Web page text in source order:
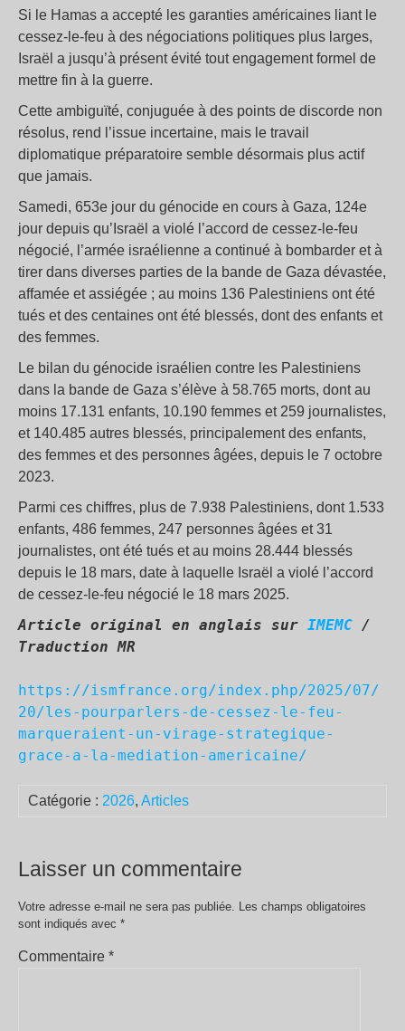
Si le Hamas a accepté les garanties américaines liant le
cessez-le-feu à des négociations politiques plus larges,
Israël a jusqu’à présent évité tout engagement formel de
mettre fin à la guerre.
Cette ambiguïté, conjuguée à des points de discorde non
résolus, rend l’issue incertaine, mais le travail
diplomatique préparatoire semble désormais plus actif
que jamais.
Samedi, 653e jour du génocide en cours à Gaza, 124e
jour depuis qu’Israël a violé l’accord de cessez-le-feu
négocié, l’armée israélienne a continué à bombarder et à
tirer dans diverses parties de la bande de Gaza dévastée,
affamée et assiégée ; au moins 136 Palestiniens ont été
tués et des centaines ont été blessés, dont des enfants et
des femmes.
Le bilan du génocide israélien contre les Palestiniens
dans la bande de Gaza s’élève à 58.765 morts, dont au
moins 17.131 enfants, 10.190 femmes et 259 journalistes,
et 140.485 autres blessés, principalement des enfants,
des femmes et des personnes âgées, depuis le 7 octobre
2023.
Parmi ces chiffres, plus de 7.938 Palestiniens, dont 1.533
enfants, 486 femmes, 247 personnes âgées et 31
journalistes, ont été tués et au moins 28.444 blessés
depuis le 18 mars, date à laquelle Israël a violé l’accord
de cessez-le-feu négocié le 18 mars 2025.
Article original en anglais sur IMEMC /
Traduction MR
https://ismfrance.org/index.php/2025/07/
20/les-pourparlers-de-cessez-le-feu-
marqueraient-un-virage-strategique-
grace-a-la-mediation-americaine/
Catégorie : 2026, Articles
Laisser un commentaire
Votre adresse e-mail ne sera pas publiée. Les champs obligatoires
sont indiqués avec *
Commentaire *